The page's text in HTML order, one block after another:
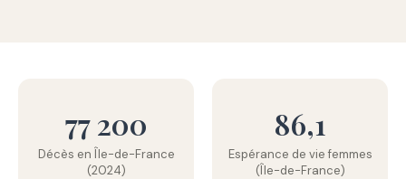
77 200
Décès en Île-de-France
(2024)
86,1
Espérance de vie femmes
(Île-de-France)